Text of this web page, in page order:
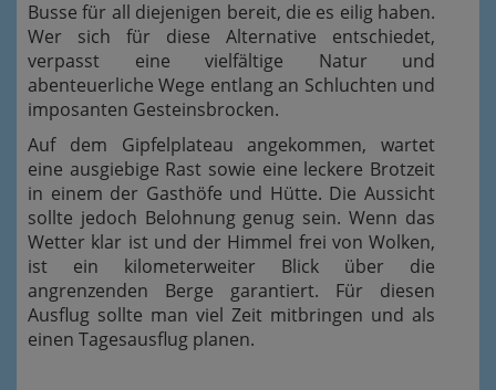
Busse für all diejenigen bereit, die es eilig haben.
Wer sich für diese Alternative entschiedet,
verpasst eine vielfältige Natur und
abenteuerliche Wege entlang an Schluchten und
imposanten Gesteinsbrocken.
Auf dem Gipfelplateau angekommen, wartet
eine ausgiebige Rast sowie eine leckere Brotzeit
in einem der Gasthöfe und Hütte. Die Aussicht
sollte jedoch Belohnung genug sein. Wenn das
Wetter klar ist und der Himmel frei von Wolken,
ist ein kilometerweiter Blick über die
angrenzenden Berge garantiert. Für diesen
Ausflug sollte man viel Zeit mitbringen und als
einen Tagesausflug planen.